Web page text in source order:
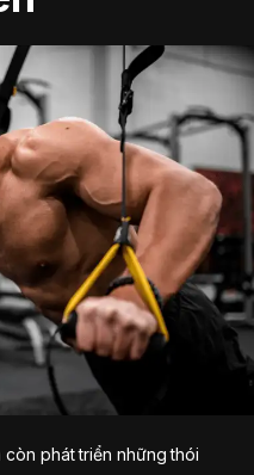
phát triển những thói